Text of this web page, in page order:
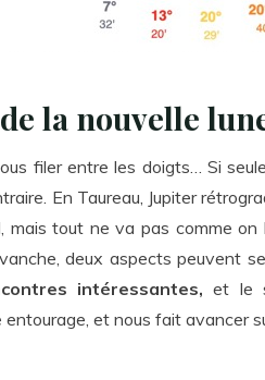
la nouvelle
filer entre les doigts… Si
En Taureau, Jupiter
tout ne va pas comme on
deux aspects peuvent
intéressantes, et le
entourage, et nous fait avancer